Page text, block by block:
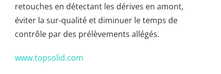
retouches en détectant les dérives en amont,
éviter la sur-qualité et diminuer le temps de
contrôle par des prélèvements allégés.
www.topsolid.com